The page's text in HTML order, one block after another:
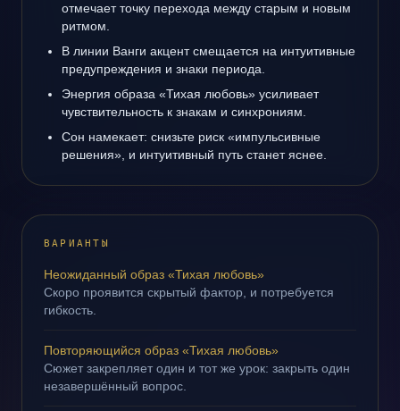
отмечает точку перехода между старым и новым
ритмом.
В линии Ванги акцент смещается на интуитивные
предупреждения и знаки периода.
Энергия образа «Тихая любовь» усиливает
чувствительность к знакам и синхрониям.
Сон намекает: снизьте риск «импульсивные
решения», и интуитивный путь станет яснее.
ВАРИАНТЫ
Неожиданный образ «Тихая любовь»
Скоро проявится скрытый фактор, и потребуется
гибкость.
Повторяющийся образ «Тихая любовь»
Сюжет закрепляет один и тот же урок: закрыть один
незавершённый вопрос.